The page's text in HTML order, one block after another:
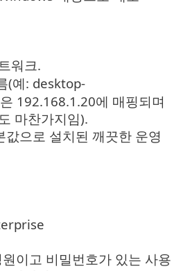
워크.
(예: desktop-
192.168.1.20에 매핑되며
마찬가지임).
값으로 설치된 깨끗한 운영
이고 비밀번호가 있는 사용